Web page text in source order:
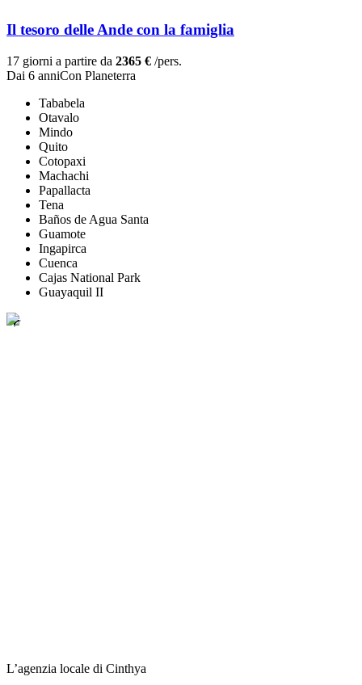
Il tesoro delle Ande con la famiglia
17 giorni a partire da 2365 € /pers.
Dai 6 anniCon Planeterra
Tababela
Otavalo
Mindo
Quito
Cotopaxi
Machachi
Papallacta
Tena
Baños de Agua Santa
Guamote
Ingapirca
Cuenca
Cajas National Park
Guayaquil II
L’agenzia locale di Cinthya